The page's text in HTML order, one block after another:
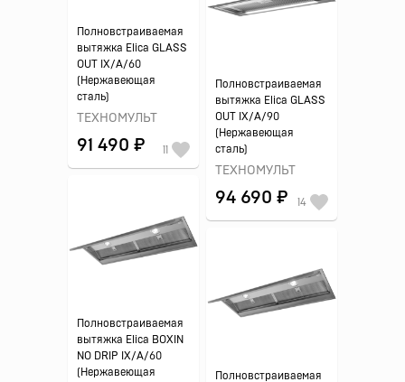
Полновстраиваемая
вытяжка Elica GLASS
OUT IX/A/60
(Нержавеющая
сталь)
ТЕХНОМУЛЬТ
91 490 ₽ 11
Полновстраиваемая
вытяжка Elica GLASS
OUT IX/A/90
(Нержавеющая
сталь)
ТЕХНОМУЛЬТ
94 690 ₽ 14
Полновстраиваемая
вытяжка Elica BOXIN
NO DRIP IX/A/60
(Нержавеющая
Полновстраиваемая